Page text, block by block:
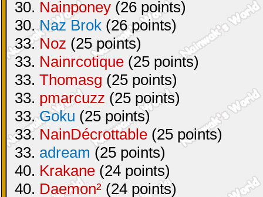
30. Nainponey (26 points)
30.Naz Brok (26 points)
33.Noz (25 points)
33. Nainrcotique (25 points)
33. Thomasg (25 points)
33. pmarcuzz (25 points)
33.Goku (25 points)
33. NainDécrottable (25 points)
33. adream (25 points)
40. Krakane (24 points)
40. Daemon² (24 points)